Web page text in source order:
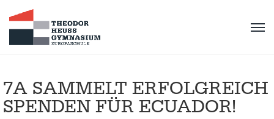
7A SAMMELT ERFOLGREICH
SPENDEN FÜR ECUADOR!